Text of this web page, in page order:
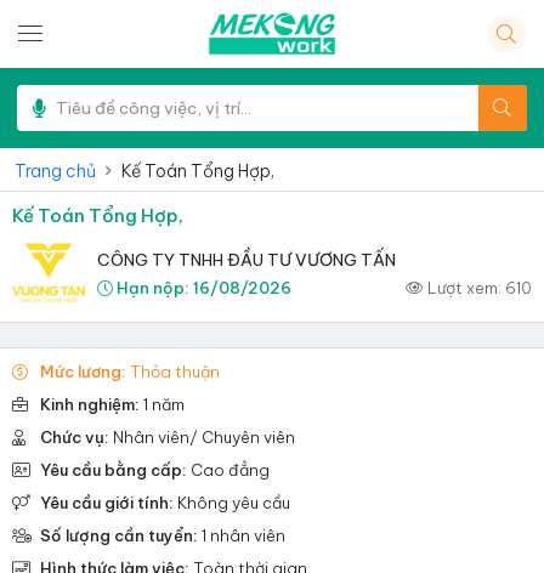
Trang chủ Kế Toán Tổng Hợp,
Kế Toán Tổng Hợp,
CÔNG TY TNHH ĐẦU TƯ VƯƠNG TẤN
Hạn nộp: 16/08/2026 Lượt xem: 610
Mức lương: Thỏa thuận
Kinh nghiệm: 1 năm
Chức vụ: Nhân viên/ Chuyên viên
Yêu cầu bằng cấp: Cao đẳng
Yêu cầu giới tính: Không yêu cầu
Số lượng cần tuyển: 1 nhân viên
Hình thức làm việc: Toàn thời gian